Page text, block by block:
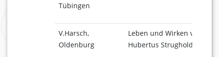
Tübingen
V.Harsch,
Oldenburg
Leben und Wirken von
Hubertus Strughold